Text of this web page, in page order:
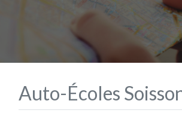
Auto-Écoles